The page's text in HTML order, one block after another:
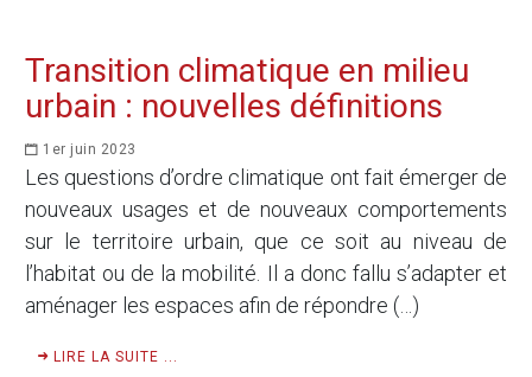
Transition climatique en milieu
urbain : nouvelles définitions
1er juin 2023
Les questions d’ordre climatique ont fait émerger de
nouveaux usages et de nouveaux comportements
sur le territoire urbain, que ce soit au niveau de
l’habitat ou de la mobilité. Il a donc fallu s’adapter et
aménager les espaces afin de répondre (…)
LIRE LA SUITE ...